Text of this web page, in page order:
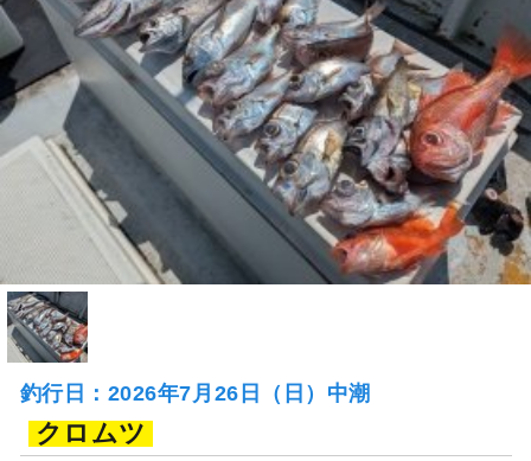
釣行日：2026年7月26日（日）中潮
クロムツ